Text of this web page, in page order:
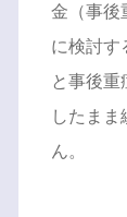
金（事後
に検討す
と事後重
したま
ん。